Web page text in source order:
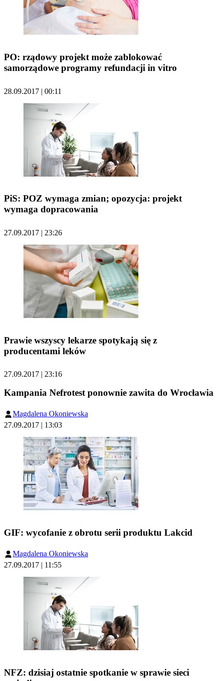
PO: rządowy projekt może zablokować
samorządowe programy refundacji in vitro
28.09.2017 | 00:11
PiS: POZ wymaga zmian; opozycja: projekt
wymaga dopracowania
27.09.2017 | 23:26
Prawie wszyscy lekarze spotykają się z
producentami leków
27.09.2017 | 23:16
Kampania Nefrotest ponownie zawita do Wrocławia
Magdalena Okoniewska
27.09.2017 | 13:03
GIF: wycofanie z obrotu serii produktu Lakcid
Magdalena Okoniewska
27.09.2017 | 11:55
NFZ: dzisiaj ostatnie spotkanie w sprawie sieci